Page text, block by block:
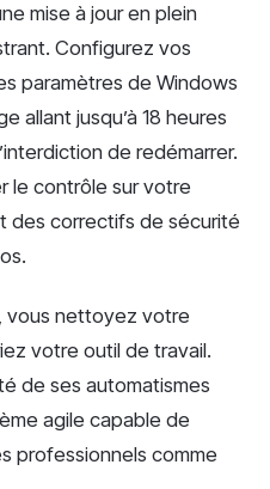
mise à jour en plein
Configurez vos
paramètres de Windows
allant jusqu’à 18 heures
de redémarrer.
le contrôle sur votre
des correctifs de sécurité
vous nettoyez votre
votre outil de travail.
de ses automatismes
agile capable de
professionnels comme